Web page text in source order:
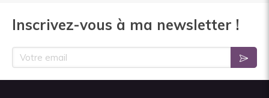
Inscrivez-vous à ma newsletter !
Votre email